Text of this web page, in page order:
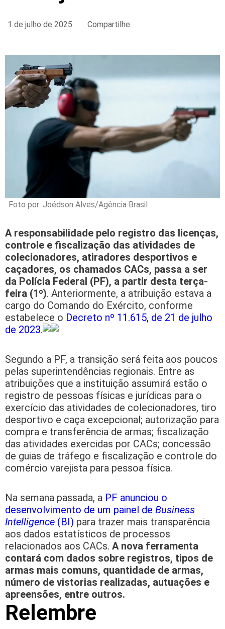
1 de julho de 2025 Compartilhe:
Foto por: Joédson Alves/Agência Brasil
A responsabilidade pelo registro das licenças,
controle e fiscalização das atividades de
colecionadores, atiradores desportivos e
caçadores, os chamados CACs, passa a ser
da Polícia Federal (PF), a partir desta terça-
feira (1º). Anteriormente, a atribuição estava a
cargo do Comando do Exército, conforme
estabelece o Decreto nº 11.615, de 21 de julho
de 2023.
Segundo a PF, a transição será feita aos poucos
pelas superintendências regionais. Entre as
atribuições que a instituição assumirá estão o
registro de pessoas físicas e jurídicas para o
exercício das atividades de colecionadores, tiro
desportivo e caça excepcional; autorização para
compra e transferência de armas; fiscalização
das atividades exercidas por CACs; concessão
de guias de tráfego e fiscalização e controle do
comércio varejista para pessoa física.
Na semana passada, a PF anunciou o
desenvolvimento de um painel de Business
Intelligence (BI) para trazer mais transparência
aos dados estatísticos de processos
relacionados aos CACs. A nova ferramenta
contará com dados sobre registros, tipos de
armas mais comuns, quantidade de armas,
número de vistorias realizadas, autuações e
apreensões, entre outros.
Relembre